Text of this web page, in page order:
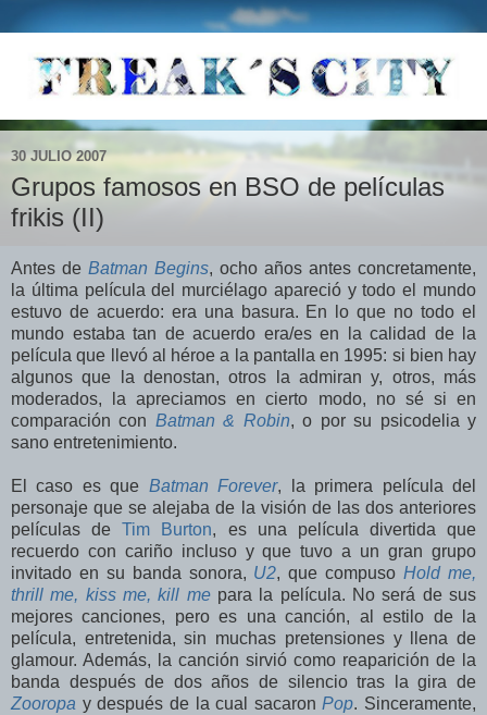
30 JULIO 2007
Grupos famosos en BSO de películas
frikis (II)
Antes de Batman Begins, ocho años antes concretamente,
la última película del murciélago apareció y todo el mundo
estuvo de acuerdo: era una basura. En lo que no todo el
mundo estaba tan de acuerdo era/es en la calidad de la
película que llevó al héroe a la pantalla en 1995: si bien hay
algunos que la denostan, otros la admiran y, otros, más
moderados, la apreciamos en cierto modo, no sé si en
comparación con Batman & Robin, o por su psicodelia y
sano entretenimiento.
El caso es que Batman Forever, la primera película del
personaje que se alejaba de la visión de las dos anteriores
películas deTim Burton, es una película divertida que
recuerdo con cariño incluso y que tuvo a un gran grupo
invitado en su banda sonora, U2, que compusoHold me,
thrill me, kiss me, kill mepara la película. No será de sus
mejores canciones, pero es una canción, al estilo de la
película, entretenida, sin muchas pretensiones y llena de
glamour. Además, la canción sirvió como reaparición de la
banda después de dos años de silencio tras la gira de
Zooropa y después de la cual sacaronPop. Sinceramente,